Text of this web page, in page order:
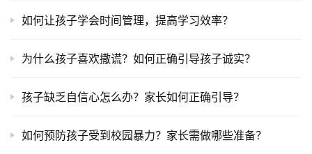
如何让孩子学会时间管理，提高学习效率？
为什么孩子喜欢撒谎？如何正确引导孩子诚实？
孩子缺乏自信心怎么办？家长如何正确引导？
如何预防孩子受到校园暴力？家长需做哪些准备？